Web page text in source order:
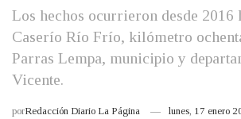
Los hechos ocurrieron desde 2016
Caserío Río Frío, kilómetro
Parras Lempa, municipio y
Vicente.
porRedacción Diario La Página lunes, 17 enero